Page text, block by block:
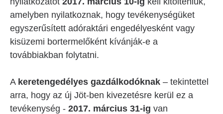
amelyben nyilatkoznak, hogy tevékenységüket
egyszerűsített adóraktári engedélyesként vagy
kisüzemi bortermelőként kívánják-e a
továbbiakban folytatni.
A keretengedélyes gazdálkodóknak – tekintettel
arra, hogy az új Jöt-ben kivezetésre kerül ez a
tevékenység - 2017. március 31-ig van